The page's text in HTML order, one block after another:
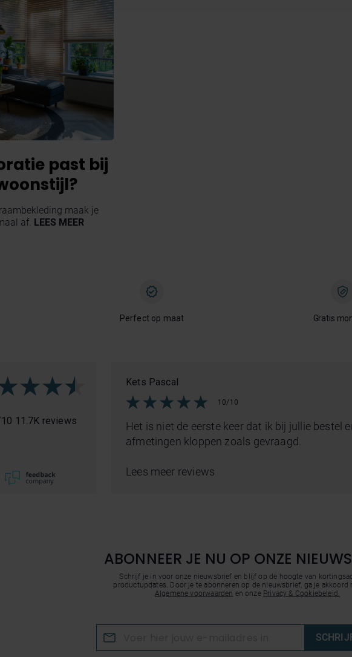
past bij
maak je
af. LEES MEER
Perfect op maat Gratis
10 11.7K reviews
Kets Pascal
10/10
Het is niet de eerste keer dat ik bij jullie bestel
afmetingen kloppen zoals gevraagd.
Lees meer reviews
ABONNEER JE NU OP ONZE
Schrijf je in voor onze nieuwsbrief en blijf op de hoogte van
productupdates. Door je te abonneren op de nieuwsbrief, ga je akkoord
Algemene voorwaarden en onze Privacy & Cookiebeleid.